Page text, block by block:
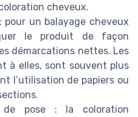
cheveux.
un balayage cheveux
le produit de façon
démarcations nettes. Les
à elles, sont souvent plus
l’utilisation de papiers ou
de pose : la coloration